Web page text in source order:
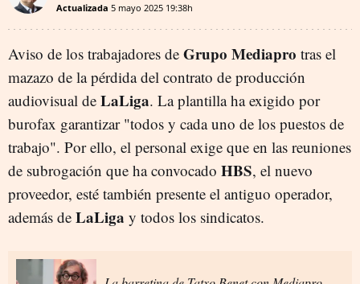
Actualizada 5 mayo 2025 19:38h
Aviso de los trabajadores de Grupo Mediapro tras el
mazazo de la pérdida del contrato de producción
audiovisual de LaLiga. La plantilla ha exigido por
burofax garantizar "todos y cada uno de los puestos de
trabajo". Por ello, el personal exige que en las reuniones
de subrogación que ha convocado HBS, el nuevo
proveedor, esté también presente el antiguo operador,
además de LaLiga y todos los sindicatos.